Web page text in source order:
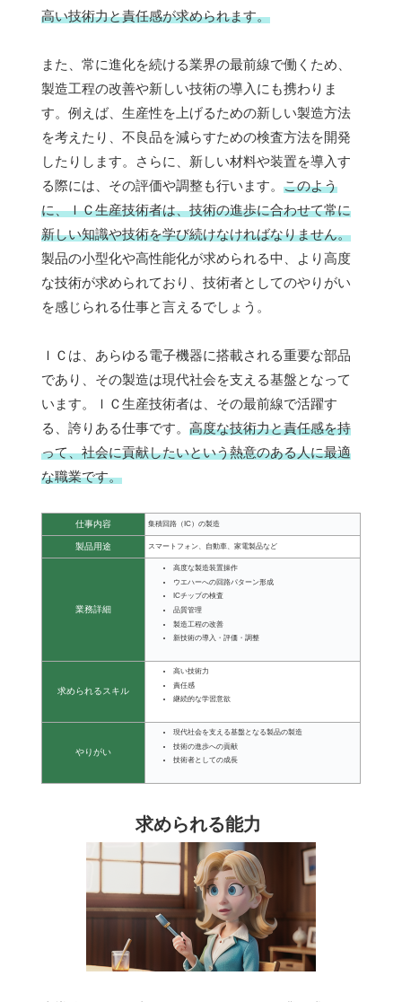
高い技術力と責任感が求められます。
また、常に進化を続ける業界の最前線で働くため、
製造工程の改善や新しい技術の導入にも携わりま
す。例えば、生産性を上げるための新しい製造方法
を考えたり、不良品を減らすための検査方法を開発
したりします。さらに、新しい材料や装置を導入す
る際には、その評価や調整も行います。 このよう
に、ＩＣ生産技術者は、技術の進歩に合わせて常に
新しい知識や技術を学び続けなければなりません。
製品の小型化や高性能化が求められる中、より高度
な技術が求められており、技術者としてのやりがい
を感じられる仕事と言えるでしょう。
ＩＣは、あらゆる電子機器に搭載される重要な部品
であり、その製造は現代社会を支える基盤となって
います。ＩＣ生産技術者は、その最前線で活躍す
る、誇りある仕事です。 高度な技術力と責任感を持
って、社会に貢献したいという熱意のある人に最適
な職業です。
仕事内容 集積回路（IC）の製造
製品用途 スマートフォン、自動車、家電製品など
業務詳細
高度な製造装置操作
ウエハーへの回路パターン形成
ICチップの検査
品質管理
製造工程の改善
新技術の導入・評価・調整
求められるスキル
高い技術力
責任感
継続的な学習意欲
やりがい
現代社会を支える基盤となる製品の製造
技術の進歩への貢献
技術者としての成長
求められる能力